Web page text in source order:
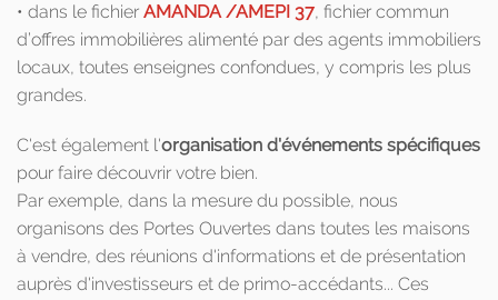
• dans le fichier AMANDA /AMEPI 37, fichier commun
d’offres immobilières alimenté par des agents immobiliers
locaux, toutes enseignes confondues, y compris les plus
grandes.
C'est également l'organisation d'événements spécifiques
pour faire découvrir votre bien.
Par exemple, dans la mesure du possible, nous
organisons des Portes Ouvertes dans toutes les maisons
à vendre, des réunions d'informations et de présentation
auprès d'investisseurs et de primo-accédants... Ces